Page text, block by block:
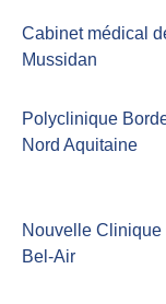
Cabinet médical
Mussidan
Polyclinique
Nord Aquitaine
Nouvelle Clinique
Bel-Air